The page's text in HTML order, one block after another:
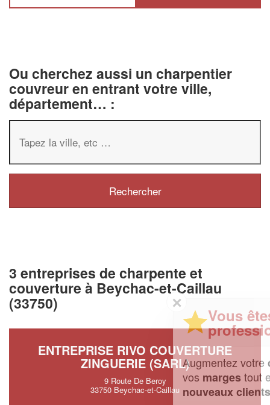
Ou cherchez aussi un charpentier
couvreur en entrant votre ville,
département… :
3 entreprises de charpente et
couverture à Beychac-et-Caillau
(33750)
ENTREPRISE RIVO COUVERTURE
ZINGUERIE (SARL)
9 Route De Beroy
33750 Beychac-et-Caillau
Vous êtes un
professionnel ?
Augmentez votrechiffre d'affaireset
margestout en gagnant de
nouveaux clients!